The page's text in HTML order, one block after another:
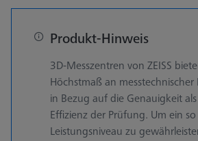
Produkt-Hinweis
3D-Messzentren von ZEISS
Höchstmaß an
in Bezug auf die Genauigkeit
Effizienz der Prüfung. Um ein
Leistungsniveau zu